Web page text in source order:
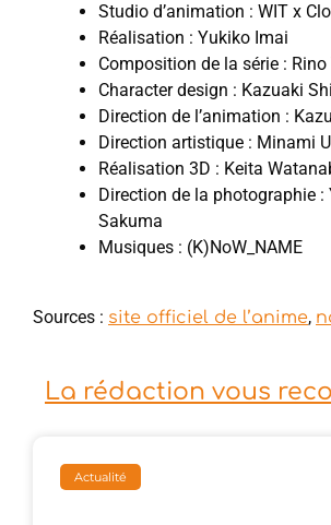
Studio d’animation : WIT x
Réalisation : Yukiko Imai
Composition de la série :
Character design : Kazuaki
Direction de l’animation :
Direction artistique : Minami
Réalisation 3D : Keita
Direction de la photographie :
Sakuma
Musiques : (K)NoW_NAME
Sources : site officiel de l’anime,
La rédaction vous
Actualité